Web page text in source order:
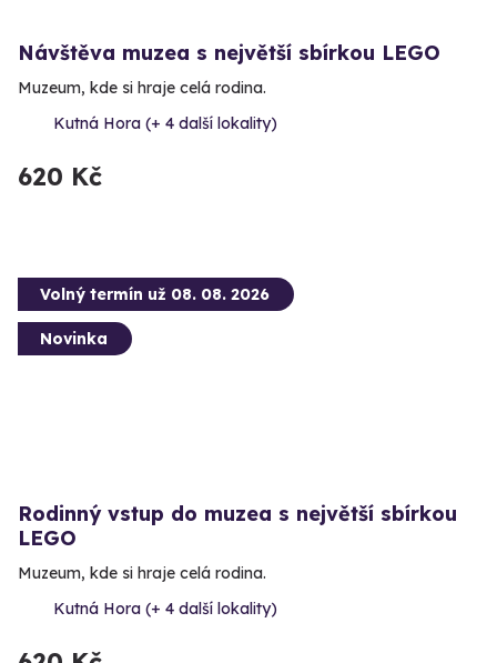
Návštěva muzea s největší sbírkou LEGO
Muzeum, kde si hraje celá rodina.
Kutná Hora (+ 4 další lokality)
620 Kč
Volný termín už 08. 08. 2026
Novinka
Rodinný vstup do muzea s největší sbírkou
LEGO
Muzeum, kde si hraje celá rodina.
Kutná Hora (+ 4 další lokality)